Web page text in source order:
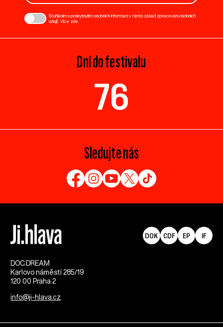
Souhlasím s poskytnutím osobních informací v rámci zásad zpracování osobních
údajů. Více zde
Dní do festivalu
76
Sledujte nás
DOC.DREAM​
Karlovo náměstí 285/19
120 00 Praha 2
info@ji-hlava.cz
DOK CDF EP IF